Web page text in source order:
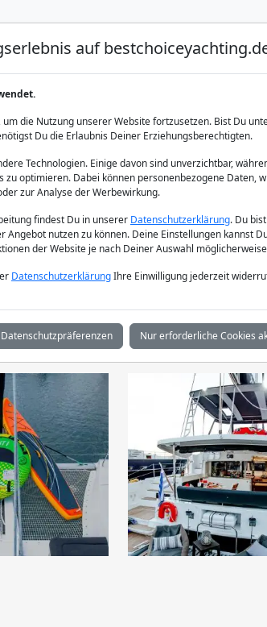
Charter Yacht Charter Yacht
auf
die Nutzung unserer Website fortzusetzen. Bist Du
Du die Erlaubnis Deiner Erziehungsberechtigten.
Technologien. Einige davon sind unverzichtbar,
optimieren. Dabei können personenbezogene Daten,
zur Analyse der Werbewirkung.
findest Du in unserer Datenschutzerklärung. Du
Angebot nutzen zu können. Deine Einstellungen kannst
der Website je nach Deiner Auswahl
DatenschutzerklärungIhre Einwilligung jederzeit
Nur erforderliche Cookies